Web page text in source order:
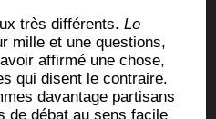
très dif­fé­rents.Le
mille et une ques­tions,
affir­mé une chose,
qui disent le contraire.
davan­tage par­ti­sans
de débat au sens facile